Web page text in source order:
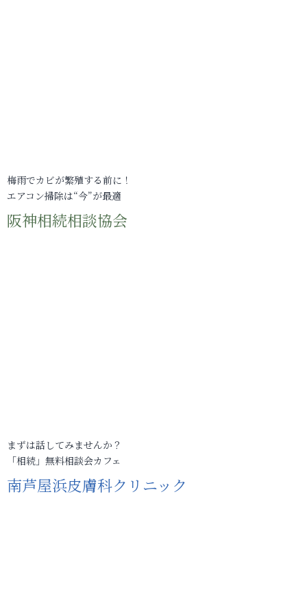
梅雨でカビが繁殖する前に！
エアコン掃除は“今”が最適
阪神相続相談協会
まずは話してみませんか？
「相続」無料相談会カフェ
南芦屋浜皮膚科クリニック